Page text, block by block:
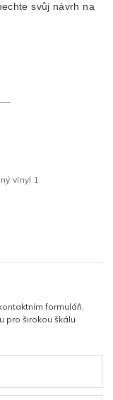
svůj návrh na
formuláři,
pro širokou škálu